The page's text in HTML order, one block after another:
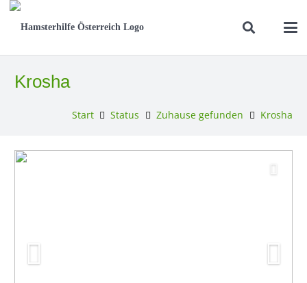
Krosha
Start Status Zuhause gefunden Krosha